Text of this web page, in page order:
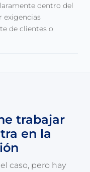
dentro del
exigencias
de clientes o
trabajar
en la
caso, pero hay